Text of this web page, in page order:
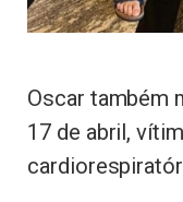
Oscar também
17 de abril,